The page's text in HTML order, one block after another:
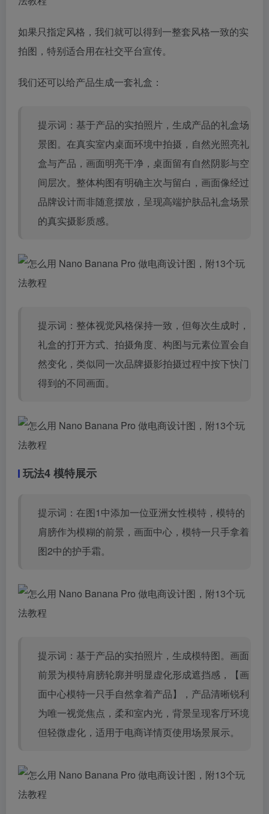
如果只指定风格，我们就可以得到一整套风格一致的实
拍图，特别适合用在社交平台宣传。
我们还可以给产品生成一套礼盒：
提示词：基于产品的实拍照片，生成产品的礼盒场
景图。在真实室内桌面环境中拍摄，自然光照亮礼
盒与产品，画面明亮干净，桌面留有自然阴影与空
间层次。整体构图有明确主次与留白，画面像经过
品牌设计而非随意摆放，呈现高端护肤品礼盒场景
的真实摄影质感。
提示词：整体视觉风格保持一致，但每次生成时，
礼盒的打开方式、拍摄角度、构图与元素位置会自
然变化，类似同一次品牌摄影拍摄过程中按下快门
得到的不同画面。
玩法4 模特展示
提示词：在图1中添加一位亚洲女性模特，模特的
肩膀作为模糊的前景，画面中心，模特一只手拿着
图2中的护手霜。
提示词：基于产品的实拍照片，生成模特图。画面
前景为模特肩膀轮廓并明显虚化形成遮挡感，【画
面中心模特一只手自然拿着产品】，产品清晰锐利
为唯一视觉焦点，柔和室内光，背景呈现客厅环境
但轻微虚化，适用于电商详情页使用场景展示。